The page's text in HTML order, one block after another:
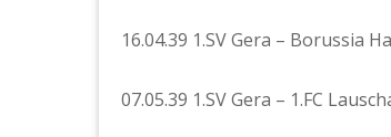
16.04.39 1.SV Gera – Borussia
07.05.39 1.SV Gera – 1.FC